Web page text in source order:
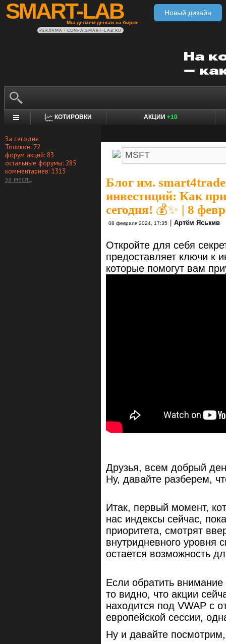
SMART-LAB
Мы делаем деньги на бирже
Новый дизайн
РЕКЛАМА • CONFA.SMART-LAB.RU
КОТИРОВКИ АКЦИИ +10
За сегодня
Топиков: 72
форум акций: 83
остальные форумы: 285
комментариев: 1313
за месяц
Блог им.
инвестиций: Как
сегодня! 💰✨ | 8
08 февраля 2024, 17:35 Артём Яськив
Откройте для себя
предоставляет ключи к
которые помогут вам
Друзья, всем добрый
Ну, давайте разберем,
Итак, первый момент,
нас индексы сейчас,
приоритета, смотрят
внутридневного уровня
остается возможность
Если обратить
то видно, что акции
находится под VWAP с
европейской сессии,
Ну и давайте